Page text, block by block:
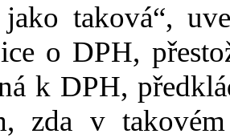
jako taková“,
o DPH,
k DPH,
zda v